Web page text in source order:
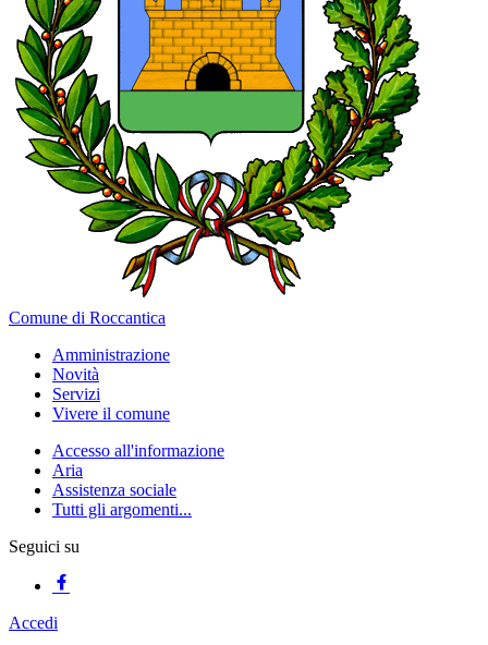
Comune di Roccantica
Amministrazione
Novità
Servizi
Vivere il comune
Accesso all'informazione
Aria
Assistenza sociale
Tutti gli argomenti...
Seguici su
Accedi